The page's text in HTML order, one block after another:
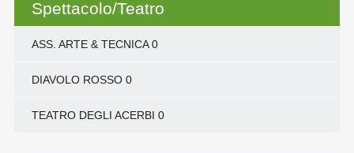
Spettacolo/Teatro
ASS. ARTE & TECNICA0
DIAVOLO ROSSO0
TEATRO DEGLI ACERBI 0